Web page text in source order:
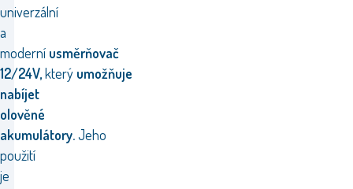
univerzální
a
moderní usměrňovač
12/24V,který umožňuje
nabíjet
olověné
akumulátory.Jeho
použití
je